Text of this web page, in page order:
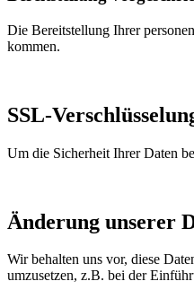
Die Bereitstellung Ihrer
kommen.
SSL-
Um die Sicherheit Ihrer Daten
Änderung unserer
Wir behalten uns vor, diese
umzusetzen, z.B. bei der